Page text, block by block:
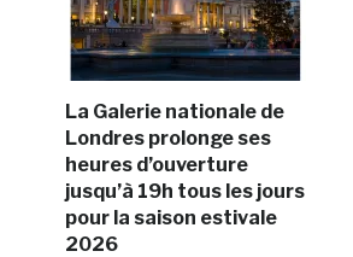
La Galerie nationale de
Londres prolonge ses
heures d’ouverture
jusqu’à 19h tous les jours
pour la saison estivale
2026